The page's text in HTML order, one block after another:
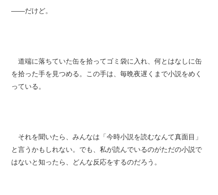
――だけど。
道端に落ちていた缶を拾ってゴミ袋に入れ、何とはなしに缶
を拾った手を見つめる。この手は、毎晩夜遅くまで小説をめく
っている。
それを聞いたら、みんなは「今時小説を読むなんて真面目」
と言うかもしれない。でも、私が読んでいるのがただの小説で
はないと知ったら、どんな反応をするのだろう。